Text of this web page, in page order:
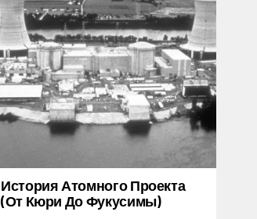
История Атомного Проекта
(от Кюри До Фукусимы)